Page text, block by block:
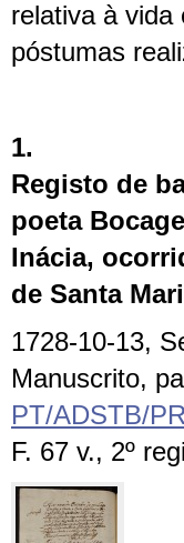
relativa à vida
póstumas
1.
Registo de
poeta
Inácia,
de Santa
1728-10-13,
Manuscrito,
PT/ADSTB/
F. 67 v., 2º